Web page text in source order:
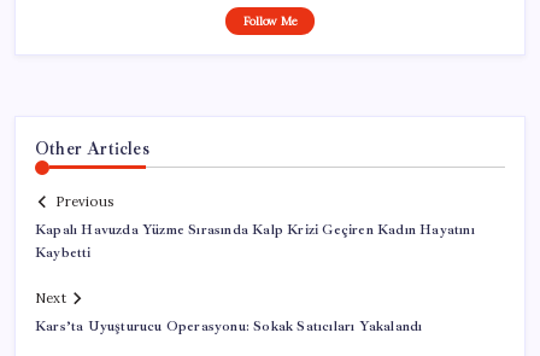
Follow Me
Other Articles
Previous
Kapalı Havuzda Yüzme Sırasında Kalp Krizi Geçiren Kadın Hayatını
Kaybetti
Next
Kars’ta Uyuşturucu Operasyonu: Sokak Satıcıları Yakalandı